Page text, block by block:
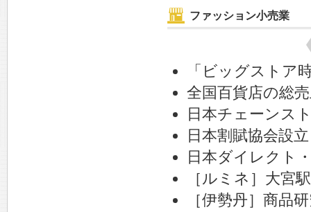
ファッション小売業
「ビッグストア
全国百貨店の総
日本チェーンス
日本割賦協会設立
日本ダイレクト
［ルミネ］大宮
［伊勢丹］商品